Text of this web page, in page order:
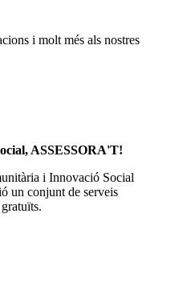
i molt més als nostres
ASSESSORA'T!
i Innovació Social
un conjunt de serveis